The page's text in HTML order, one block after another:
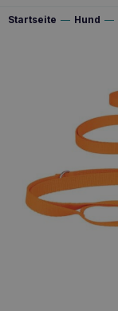
Startseite — Hund —